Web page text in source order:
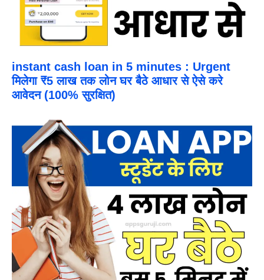
instant cash loan in 5 minutes : Urgent
मिलेगा ₹5 लाख तक लोन घर बैठे आधार से ऐसे करे
आवेदन (100% सुरक्षित)